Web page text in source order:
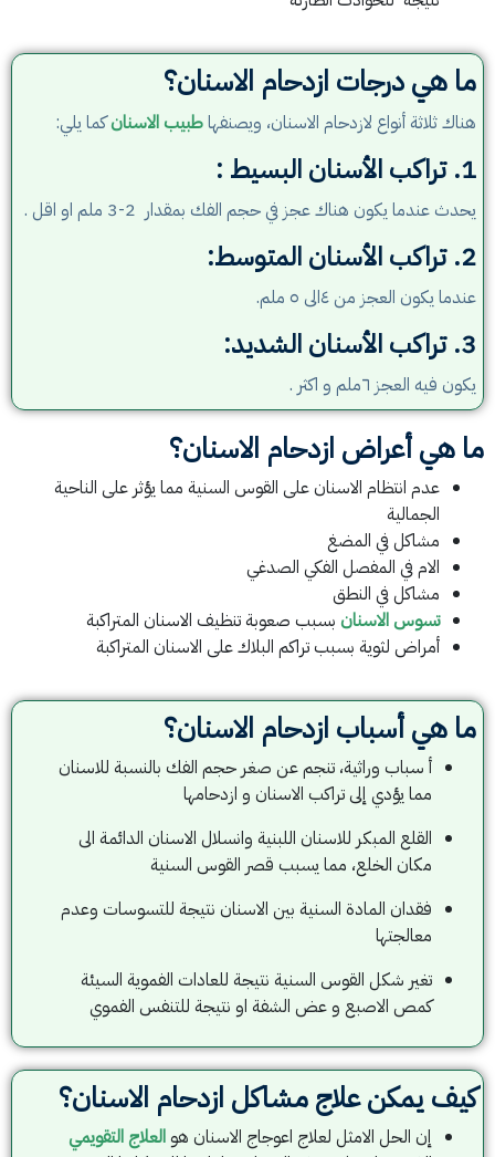
ما هي درجات ازدحام الاسنان؟
هناك ثلاثة أنواع لازدحام الاسنان، ويصنفهاطبيب الاسنانكما يلي:
1. تراكب الأسنان البسيط :
يحدث عندما يكون هناك عجز في حجم الفك بمقدار 2-3 ملم او اقل .
2. تراكب الأسنان المتوسط:
عندما يكون العجز من ٤الى ٥ ملم.
3. تراكب الأسنان الشديد:
يكون فيه العجز ٦ملم و اكثر .
ما هي أعراض ازدحام الاسنان؟
عدم انتظام الاسنان على القوس السنية مما يؤثر على الناحية
الجمالية
مشاكل في المضغ
الام في المفصل الفكي الصدغي
مشاكل في النطق
تسوس الاسنان بسبب صعوبة تنظيف الاسنان المتراكبة
أمراض لثوية بسبب تراكم البلاك على الاسنان المتراكبة
ما هي أسباب ازدحام الاسنان؟
أ سباب وراثية، تنجم عن صغر حجم الفك بالنسبة للاسنان
مما يؤدي إلى تراكب الاسنان و ازدحامها
القلع المبكر للاسنان اللبنية وانسلال الاسنان الدائمة الى
مكان الخلع، مما يسبب قصر القوس السنية
فقدان المادة السنية بين الاسنان نتيجة للتسوسات وعدم
معالجتها
تغير شكل القوس السنية نتيجة للعادات الفموية السيئة
كمص الاصبع و عض الشفة او نتيجة للتنفس الفموي
كيف يمكن علاج مشاكل ازدحام الاسنان؟
إن الحل الامثل لعلاج اعوجاج الاسنان هوالعلاج التقويمي